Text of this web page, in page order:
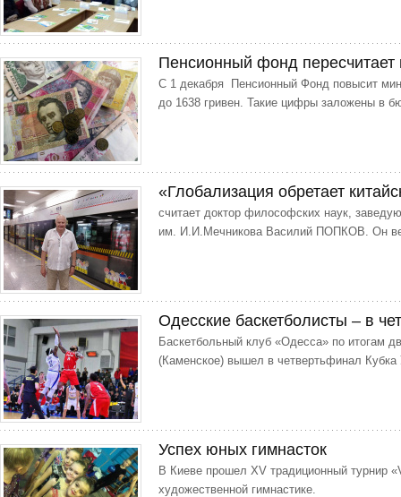
Пенсионный фонд пересчитает
С 1 декабря Пенсионный Фонд повысит
до 1638 гривен. Такие цифры заложены в
«Глобализация обретает
считает доктор философских наук,
им. И.И.Мечникова Василий ПОПКОВ. Он
Одесские баскетболисты – в
Баскетбольный клуб «Одесса» по итогам
(Каменское) вышел в четвертьфинал Кубка
Успех юных гимнасток
В Киеве прошел ХV традиционный турнир
художественной гимнастике.